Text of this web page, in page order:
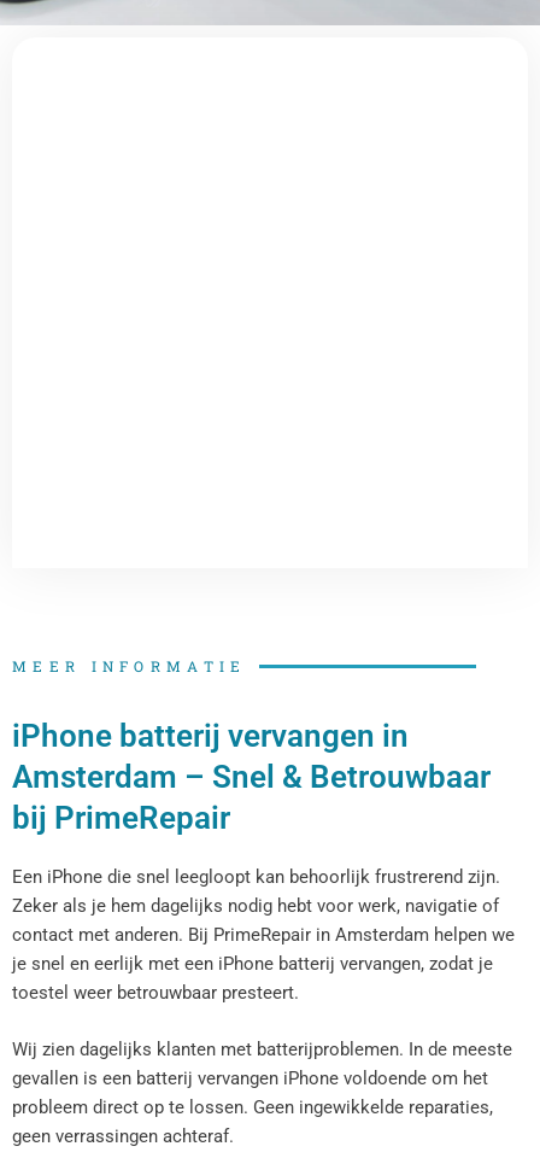
MEER INFORMATIE
iPhone batterij vervangen in
Amsterdam – Snel & Betrouwbaar
bij PrimeRepair
Een iPhone die snel leegloopt kan behoorlijk frustrerend zijn.
Zeker als je hem dagelijks nodig hebt voor werk, navigatie of
contact met anderen. Bij PrimeRepair in Amsterdam helpen we
je snel en eerlijk met een iPhone batterij vervangen, zodat je
toestel weer betrouwbaar presteert.
Wij zien dagelijks klanten met batterijproblemen. In de meeste
gevallen is een batterij vervangen iPhone voldoende om het
probleem direct op te lossen. Geen ingewikkelde reparaties,
geen verrassingen achteraf.